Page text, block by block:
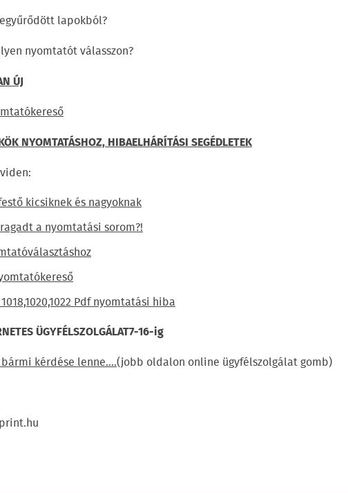
lapokból?
nyomtatót válasszon?
ÚJ
NYOMTATÁSHOZ, HIBAELHÁRÍTÁSI SEGÉDLETEK
kicsiknek és nagyoknak
a nyomtatási sorom?!
Pdf nyomtatási hiba
ÜGYFÉLSZOLGÁLAT7-16-ig
kérdése lenne....(jobb oldalon online ügyfélszolgálat gomb)